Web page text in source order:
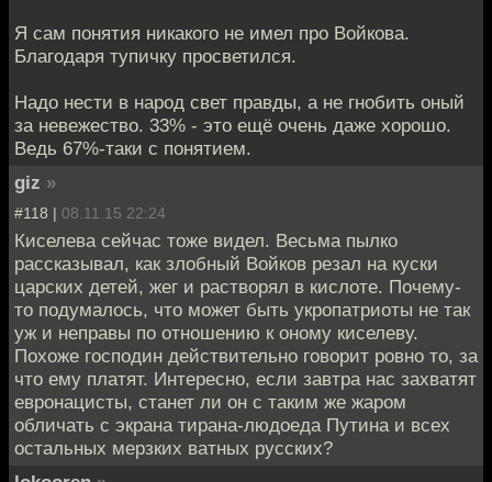
Я сам понятия никакого не имел про Войкова.
Благодаря тупичку просветился.
Надо нести в народ свет правды, а не гнобить оный
за невежество. 33% - это ещё очень даже хорошо.
Ведь 67%-таки с понятием.
giz »
#118 | 08.11.15 22:24
Киселева сейчас тоже видел. Весьма пылко
рассказывал, как злобный Войков резал на куски
царских детей, жег и растворял в кислоте. Почему-
то подумалось, что может быть укропатриоты не так
уж и неправы по отношению к оному киселеву.
Похоже господин действительно говорит ровно то, за
что ему платят. Интересно, если завтра нас захватят
евронацисты, станет ли он с таким же жаром
обличать с экрана тирана-людоеда Путина и всех
остальных мерзких ватных русских?